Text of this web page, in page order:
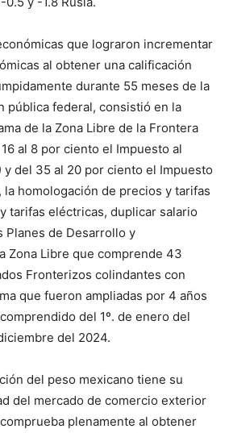
que lograron incrementar
al obtener una calificación
durante 55 meses de la
pública federal, consistió en la
de la Zona Libre de la Frontera
al 8 por ciento el Impuesto al
y del 35 al 20 por ciento el Impuesto
la homologación de precios y tarifas
tarifas eléctricas, duplicar salario
Planes de Desarrollo y
Zona Libre que comprende 43
Fronterizos colindantes con
que fueron ampliadas por 4 años
del 1º. de enero del
del 2024.
del peso mexicano tiene su
del mercado de comercio exterior
plenamente al obtener